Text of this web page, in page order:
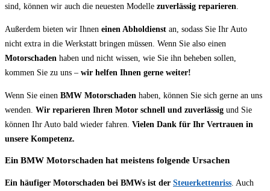
sind, können wir auch die neuesten Modelle zuverlässig reparieren
Außerdem bieten wir Ihnen einen Abholdienst an, sodass Sie Ihr Auto
nicht extra in die Werkstatt bringen müssen. Wenn Sie also einen
Motorschaden haben und nicht wissen, wie Sie ihn beheben sollen,
kommen Sie zu uns – wir helfen Ihnen gerne weiter!
Wenn Sie einen BMW Motorschaden haben, können Sie sich gerne an uns
wenden. Wir reparieren Ihren Motor schnell und zuverlässig und Sie
können Ihr Auto bald wieder fahren. Vielen Dank für Ihr Vertrauen in
unsere Kompetenz.
Ein BMW Motorschaden hat meistens folgende Ursachen
Ein häufiger Motorschaden bei BMWs ist der Steuerkettenriss . Auch